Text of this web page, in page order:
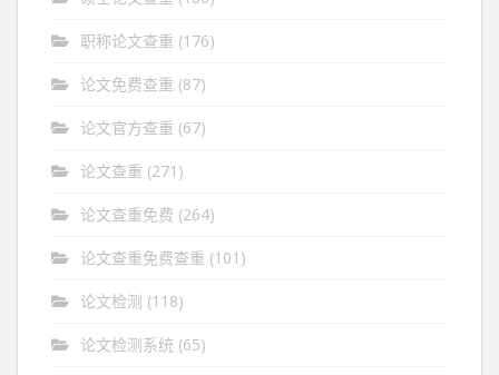
职称论文查重 (176)
论文免费查重 (87)
论文官方查重 (67)
论文查重 (271)
论文查重免费 (264)
论文查重免费查重 (101)
论文检测 (118)
论文检测系统 (65)